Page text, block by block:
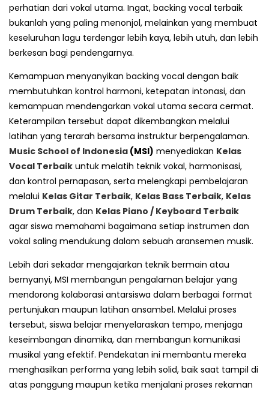
perhatian dari vokal utama. Ingat, backing vocal terbaik
bukanlah yang paling menonjol, melainkan yang membuat
keseluruhan lagu terdengar lebih kaya, lebih utuh, dan lebih
berkesan bagi pendengarnya.
Kemampuan menyanyikan backing vocal dengan baik
membutuhkan kontrol harmoni, ketepatan intonasi, dan
kemampuan mendengarkan vokal utama secara cermat.
Keterampilan tersebut dapat dikembangkan melalui
latihan yang terarah bersama instruktur berpengalaman.
Music School of Indonesia (MSI) menyediakan Kelas
Vocal Terbaik untuk melatih teknik vokal, harmonisasi,
dan kontrol pernapasan, serta melengkapi pembelajaran
melalui Kelas Gitar Terbaik, Kelas Bass Terbaik, Kelas
Drum Terbaik, dan Kelas Piano / Keyboard Terbaik
agar siswa memahami bagaimana setiap instrumen dan
vokal saling mendukung dalam sebuah aransemen musik.
Lebih dari sekadar mengajarkan teknik bermain atau
bernyanyi, MSI membangun pengalaman belajar yang
mendorong kolaborasi antarsiswa dalam berbagai format
pertunjukan maupun latihan ansambel. Melalui proses
tersebut, siswa belajar menyelaraskan tempo, menjaga
keseimbangan dinamika, dan membangun komunikasi
musikal yang efektif. Pendekatan ini membantu mereka
menghasilkan performa yang lebih solid, baik saat tampil di
atas panggung maupun ketika menjalani proses rekaman